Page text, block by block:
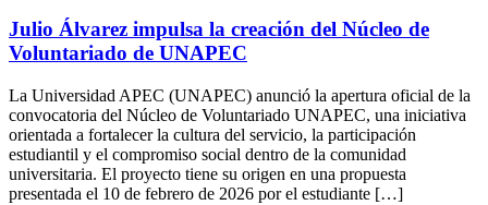
Julio Álvarez impulsa la creación del Núcleo de
Voluntariado de UNAPEC
La Universidad APEC (UNAPEC) anunció la apertura oficial de la
convocatoria del Núcleo de Voluntariado UNAPEC, una iniciativa
orientada a fortalecer la cultura del servicio, la participación
estudiantil y el compromiso social dentro de la comunidad
universitaria. El proyecto tiene su origen en una propuesta
presentada el 10 de febrero de 2026 por el estudiante […]